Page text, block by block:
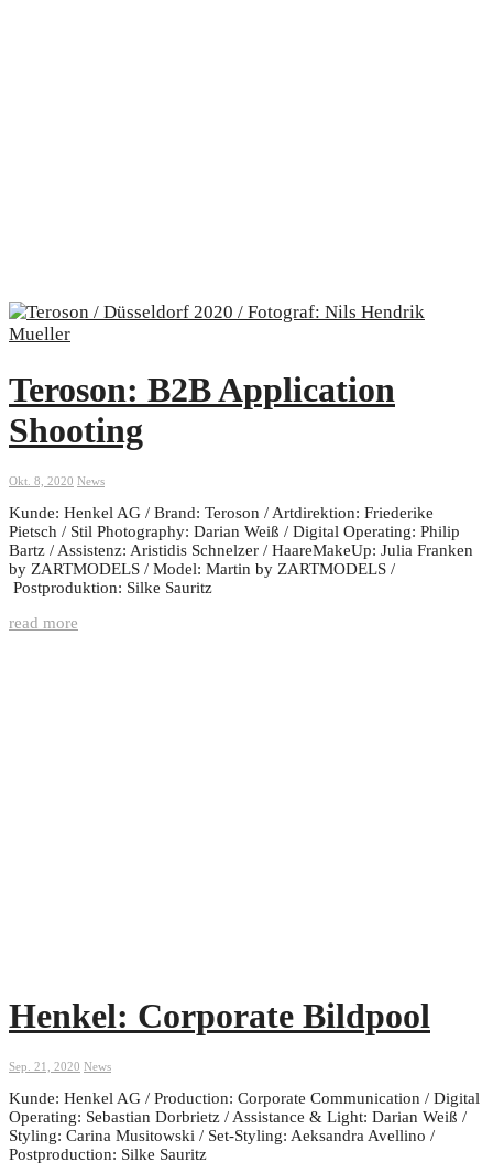
Teroson: B2B Application
Shooting
Okt. 8, 2020 News
Kunde: Henkel AG / Brand: Teroson / Artdirektion: Friederike
Pietsch / Stil Photography: Darian Weiß / Digital Operating: Philip
Bartz / Assistenz: Aristidis Schnelzer / HaareMakeUp: Julia Franken
by ZARTMODELS / Model: Martin by ZARTMODELS /
Postproduktion: Silke Sauritz
read more
Henkel: Corporate Bildpool
Sep. 21, 2020 News
Kunde: Henkel AG / Production: Corporate Communication / Digital
Operating: Sebastian Dorbrietz / Assistance & Light: Darian Weiß /
Styling: Carina Musitowski / Set-Styling: Aeksandra Avellino /
Postproduction: Silke Sauritz